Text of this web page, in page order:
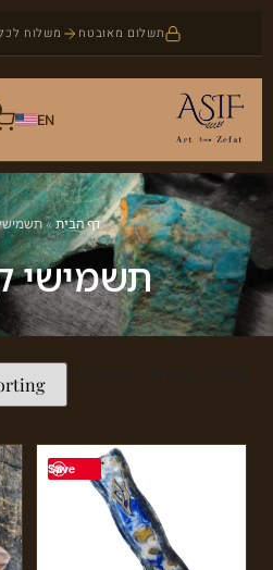
תשלום מאובטח משלוח
EN
ראשי
חנות
אמנות
אבני חן
אודות
דף הבית»
תשמישי
Save